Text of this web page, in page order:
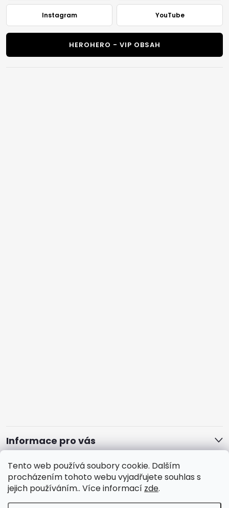
Tento web používá soubory cookie. Dalším
procházením tohoto webu vyjadřujete souhlas s
jejich používáním.. Více informací zde.
Instagram YouTube
HEROHERO - VIP OBSAH
Informace pro vás